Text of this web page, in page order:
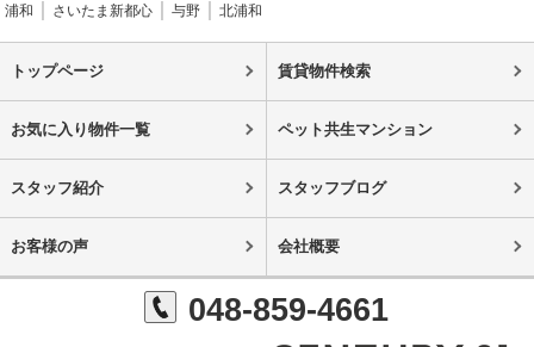
浦和
さいたま新都心 与野 北浦和
トップページ 賃貸物件検索
お気に入り物件一覧 ペット共生マンション
スタッフ紹介 スタッフブログ
お客様の声 会社概要
048-859-4661